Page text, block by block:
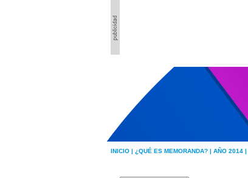
INICIO | ¿QUÉ ES MEMORANDA? | AÑO 2014 |